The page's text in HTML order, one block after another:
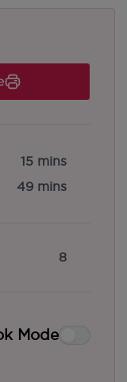
15 mins
49 mins
8
Mode